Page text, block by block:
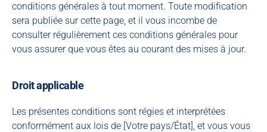
conditions générales à tout moment. Toute modification
sera publiée sur cette page, et il vous incombe de
consulter régulièrement ces conditions générales pour
vous assurer que vous êtes au courant des mises à jour.
Droit applicable
Les présentes conditions sont régies et interprétées
conformément aux lois de [Votre pays/État], et vous vous